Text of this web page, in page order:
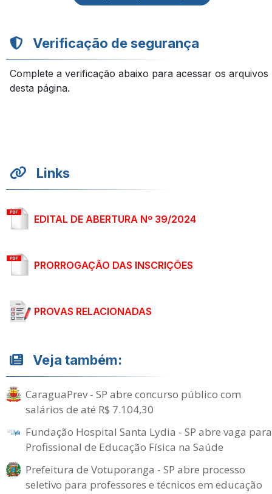
Verificação de segurança
Complete a verificação abaixo para acessar os arquivos
desta página.
Links
EDITAL DE ABERTURA Nº 39/2024
PRORROGAÇÃO DAS INSCRIÇÕES
PROVAS RELACIONADAS
Veja também:
CaraguaPrev - SP abre concurso público com
salários de até R$ 7.104,30
Fundação Hospital Santa Lydia - SP abre vaga para
Profissional de Educação Física na Saúde
Prefeitura de Votuporanga - SP abre processo
seletivo para professores e técnicos em educação